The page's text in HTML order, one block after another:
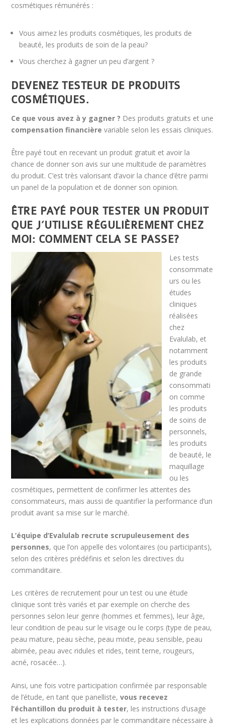
cosmétiques rémunérés :
Vous aimez les produits cosmétiques, les produits de
beauté, les produits de soin de la peau?
Vous cherchez à gagner un peu d’argent ?
DEVENEZ TESTEUR DE PRODUITS
COSMÉTIQUES.
Ce que vous avez à y gagner ? Des produits gratuits et une
compensation financière variable selon les essais cliniques.
Être payé tout en recevant un produit gratuit et avoir la
chance de donner son avis sur une multitude de paramètres
du produit. C’est très valorisant d’avoir la chance d’être parmi
un panel de la population et de donner son opinion.
ÊTRE PAYÉ POUR TESTER UN PRODUIT
QUE J’UTILISE RÉGULIÈREMENT CHEZ
MOI: COMMENT CELA SE PASSE?
Les tests
consommate
urs ou les
études
cliniques
réalisées
chez
Evalulab, et
notamment
les produits
de grande
consommati
on comme
les produits
de soins de
personnels,
les produits
de beauté, le
maquillage
ou les
cosmétiques, permettent de confirmer les attentes des
consommateurs, mais aussi de quantifier la performance d’un
produit avant sa mise sur le marché.
L’équipe d’Evalulab recrute scrupuleusement des
personnes, que l’on appelle des volontaires (ou participants),
selon des critères prédéfinis et selon les directives du
commanditaire.
Les critères de recrutement pour un test ou une étude
clinique sont très variés et par exemple on cherche des
personnes selon leur genre (hommes et femmes), leur âge,
leur condition de peau sur le visage ou le corps (type de peau,
peau mature, peau sèche, peau mixte, peau sensible, peau
abimée, peau avec ridules et rides, teint terne, rougeurs,
acné, rosacée…).
Ainsi, une fois votre participation confirmée par responsable
de l’étude, en tant que panelliste,vous recevez
l’échantillon du produit à tester, les instructions d’usage
et les explications données par le commanditaire nécessaire à